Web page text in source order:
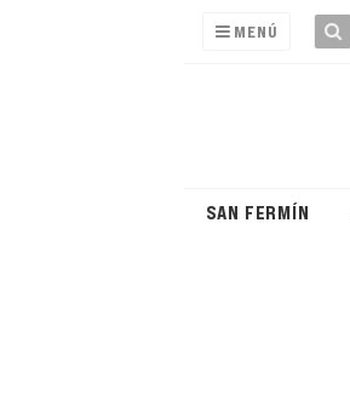
MENÚ
SAN FERMÍN